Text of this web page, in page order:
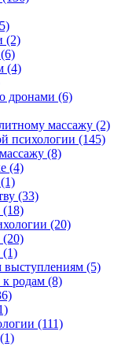
(2)
(4)
дронами (6)
массажу (2)
психологии (145)
(8)
(4)
(33)
(20)
(20)
(1)
(5)
родам (8)
(111)